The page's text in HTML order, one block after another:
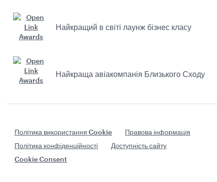
Найкращий в світі лаунж бізнес класу
Найкраща авіакомпанія Близького Сходу
Політика використання Cookie
Правова інформація
Політика конфіденційності
Доступність сайту
Cookie Consent